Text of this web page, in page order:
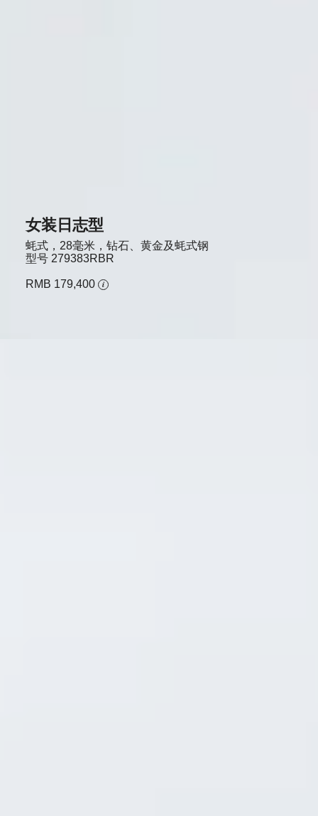
女装日志型
蚝式，28毫米，钻石、黄金及蚝式钢
型号 279383RBR
RMB 179,400